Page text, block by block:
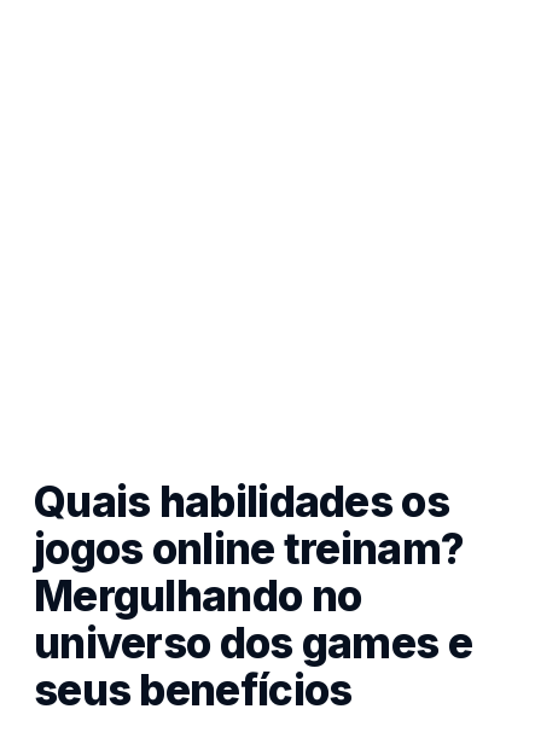
Quais habilidades os
jogos online treinam?
Mergulhando no
universo dos games e
seus benefícios